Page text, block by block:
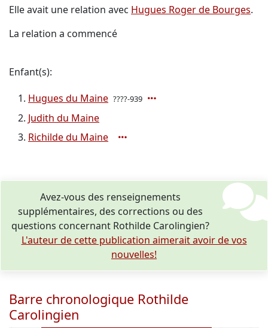
Elle avait une relation avec Hugues Roger de Bourges.
La relation a commencé
Enfant(s):
Hugues du Maine ????-939
Judith du Maine
Richilde du Maine
Avez-vous des renseignements
supplémentaires, des corrections ou des
questions concernant Rothilde Carolingien?
L'auteur de cette publication aimerait avoir de vos
nouvelles!
Barre chronologique Rothilde
Carolingien